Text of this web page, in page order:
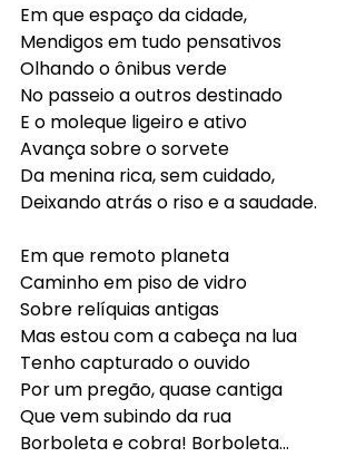
Em que espaço da cidade,
Mendigos em tudo pensativos
Olhando o ônibus verde
No passeio a outros destinado
E o moleque ligeiro e ativo
Avança sobre o sorvete
Da menina rica, sem cuidado,
Deixando atrás o riso e a saudade.
Em que remoto planeta
Caminho em piso de vidro
Sobre relíquias antigas
Mas estou com a cabeça na lua
Tenho capturado o ouvido
Por um pregão, quase cantiga
Que vem subindo da rua
Borboleta e cobra! Borboleta...